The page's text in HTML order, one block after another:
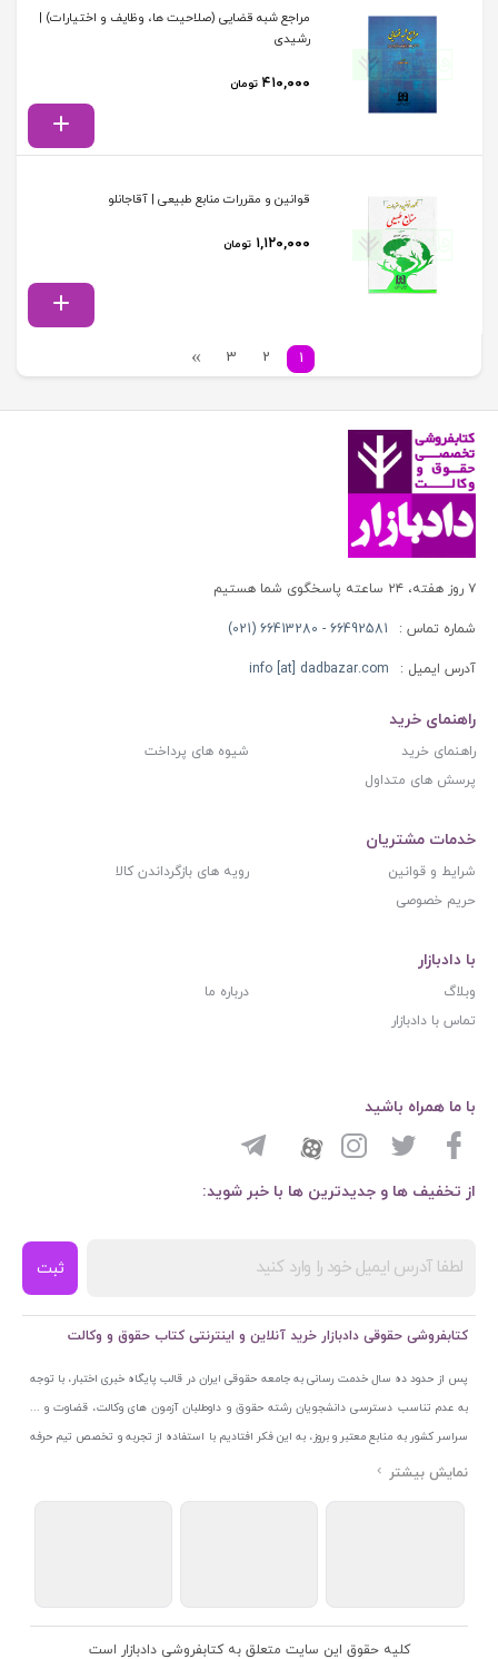
مراجع شبه قضایی (صلاحیت ها، وظایف و اختیارات) |
رشیدی
۴۱۰,۰۰۰ تومان
قوانین و مقررات منابع طبیعی | آقاجانلو
۱,۱۲۰,۰۰۰ تومان
1
2
3
۷ روز هفته، ۲۴ ساعته پاسخگوی شما هستیم
شماره تماس : 66492581 - 66413280 (021)
آدرس ایمیل : info [at] dadbazar.com
راهنمای خرید
راهنمای خرید
شیوه های پرداخت
پرسش های متداول
خدمات مشتریان
شرایط و قوانین
رویه های بازگرداندن کالا
حریم خصوصی
با دادبازار
وبلاگ
درباره ما
تماس با دادبازار
از تخفیف ها و جدیدترین ها با خبر شوید:
ثبت
با ما همراه باشید
کتابفروشی حقوقی دادبازار خرید آنلاین و اینترنتی کتاب حقوق و وکالت
پس از حدود ده سال خدمت رسانی به جامعه حقوقی ایران در قالب پایگاه خبری اختبار، با توجه
به عدم تناسب دسترسی دانشجویان رشته حقوق و داوطلبان آزمون های وکالت، قضاوت و ...
سراسر کشور به منابع معتبر و بروز، به این فکر افتادیم با استفاده از تجربه و تخصص تیم حرفه
ای اختبار خدمتی جدید به جامعه حقوقی ایران ارائه کنیم. به این منظور با راه اندازی و تجهیز
اتحادیه ناشران و کتابفروشان تهران به منظور ارائه مطمئن ترین خدمات مجموعه بسیار کامل و
معتبری از کتاب های حقوقی را به علاقمندان عرضه کرده ایم. علاوه بر این با بهره گیری از فناوری
کلیه حقوق این سایت متعلق به کتابفروشی دادبازار است